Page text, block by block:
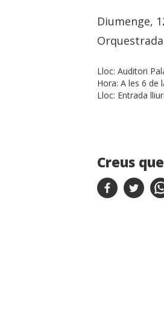
Diumenge,
Lloc: Auditori
Hora: A les 6 de
Lloc: Entrada
Creus